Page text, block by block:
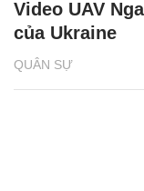
QUÂN SỰ
Video UAV
của Ukraine